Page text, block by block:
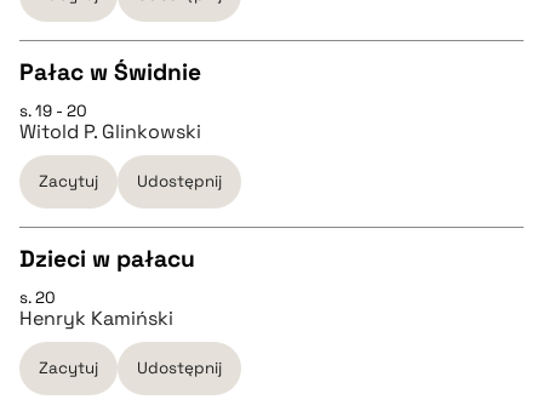
pobierz cytat
CZYSTY TEKST
pobierz cytat
BIBTEX
pobierz cytat
Pałac w Świdnie
s. 19 - 20
Witold P. Glinkowski
Zacytuj Udostępnij
CZYSTY TEKST
pobierz cytat
Dzieci w pałacu
s. 20
Henryk Kamiński
Zacytuj Udostępnij